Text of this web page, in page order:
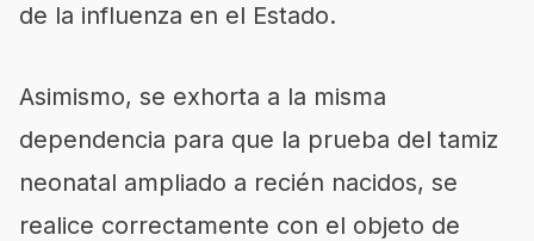
de la influenza en el Estado.
Asimismo, se exhorta a la misma
dependencia para que la prueba del tamiz
neonatal ampliado a recién nacidos, se
realice correctamente con el objeto de